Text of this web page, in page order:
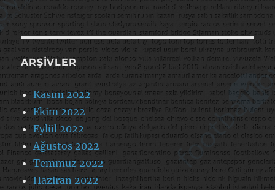
ARŞIVLER
Kasım 2022
Ekim 2022
Eylül 2022
Ağustos 2022
Temmuz 2022
Haziran 2022